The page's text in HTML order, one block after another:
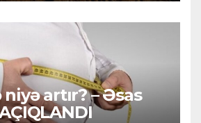
artır? – Əsas